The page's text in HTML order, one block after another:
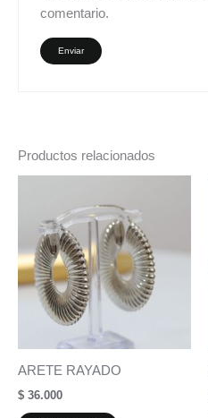
comentario.
Productos relacionados
ARETE RAYADO
$ 36.000